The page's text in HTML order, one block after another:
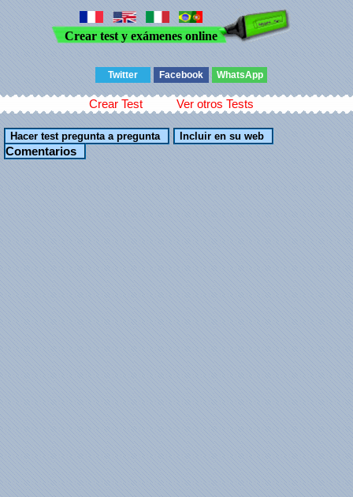
Crear test y exámenes online
Twitter Facebook WhatsApp
Crear Test Ver otros Tests
Comentarios